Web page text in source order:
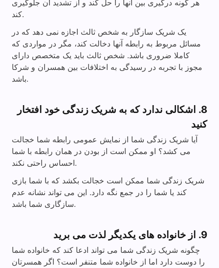
هر گونه درگیری بین آنها را حل کند و از تشدید آن جلوگیری
کند.
یک شریک سازگار به شخص ثالث اجازه نمی دهد که در
مسائل مربوط به رابطه آنها دخالت کند، مگر در مواردی که
کاملا ضروری باشد. شخص ثالث باید یک متخصص دارای
مجوز با تجربه در رسیدگی به اختلافات بین همسران و شرکا
باشد.
8. اشکالی ندارد که به شریک زندگی خود افتخار
کنید
آیا شریک زندگی شما از نمایش عمومی رابطه شما خجالت
می کشد؟ او ممکن است از بودن در همان رابطه با شما
احساس راحتی نکند.
شریک زندگی شما ممکن است خجالت بکشد که با شما بازی
کند یا شما را در جمع نگه دارد. این می تواند نشانه عدم
سازگاری شما باشد.
9. از خانواده های یکدیگر لذت می برید
چگونه شریک زندگی شما می تواند ادعا کند که خانواده شما
را دوست دارد اما از خانواده شما متنفر است؟ اگر همسرتان